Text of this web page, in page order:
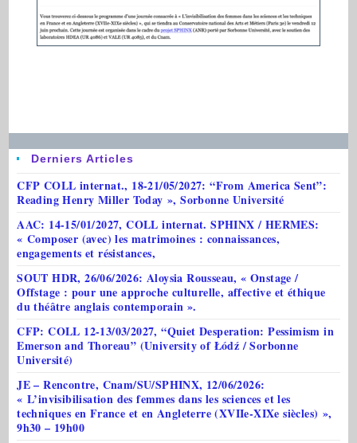
Derniers Articles
CFP COLL internat., 18-21/05/2027: “From America Sent”:
Reading Henry Miller Today », Sorbonne Université
AAC: 14-15/01/2027, COLL internat. SPHINX / HERMES:
« Composer (avec) les matrimoines : connaissances,
engagements et résistances,
SOUT HDR, 26/06/2026: Aloysia Rousseau, « Onstage /
Offstage : pour une approche culturelle, affective et éthique
du théâtre anglais contemporain ».
CFP: COLL 12-13/03/2027, “Quiet Desperation: Pessimism in
Emerson and Thoreau” (University of Łódź / Sorbonne
Université)
JE – Rencontre, Cnam/SU/SPHINX, 12/06/2026:
« L’invisibilisation des femmes dans les sciences et les
techniques en France et en Angleterre (XVIIe-XIXe siècles) »,
9h30 – 19h00